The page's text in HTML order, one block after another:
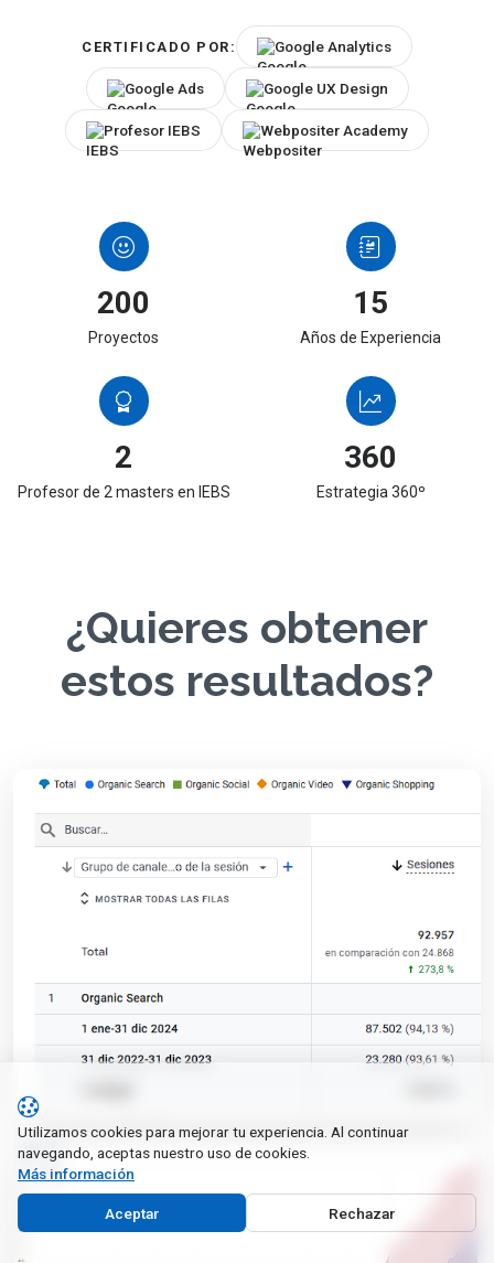
CERTIFICADO POR: Google Analytics
Google Ads Google UX Design
Profesor IEBS Webpositer Academy
200
Proyectos
15
Años de Experiencia
2
Profesor de 2 masters en IEBS
360
Estrategia 360º
¿Quieres obtener
estos resultados?
Utilizamos cookies para mejorar tu experiencia. Al continuar
navegando, aceptas nuestro uso de cookies.
Más información
Aceptar Rechazar